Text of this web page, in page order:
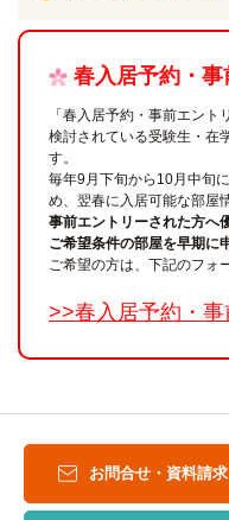
春入居予約・
「春入居予約・事前エン
検討されている受験生・在
す。
毎年9月下旬から10月中旬
め、翌春に入居可能な部屋
事前エントリーされた方へ
ご希望条件の部屋を早期に
ご希望の方は、下記のフォ
>>春入居予約・
お問合せ・資料請求